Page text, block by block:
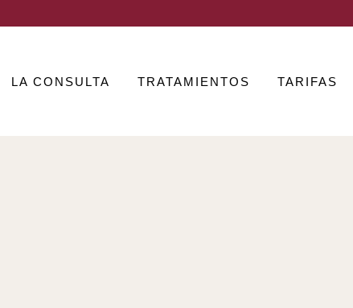
LA CONSULTA TRATAMIENTOS TARIFAS